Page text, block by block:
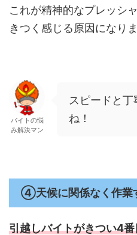
これが精神的なプレッシ
きつく感じる原因になりま
バイトの悩
み解決マン
スピードと
ね！
④天候に関係なく作業
引越しバイトがきつい4